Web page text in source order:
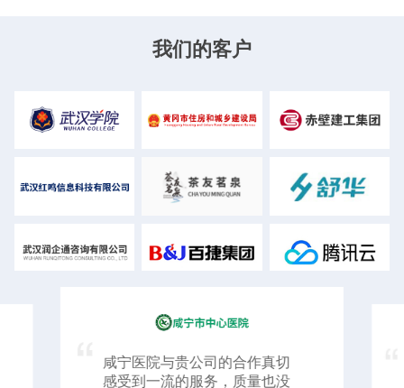
我们的客户
推荐科技给了我很多专业、有
效的建议，在开发与维护过程